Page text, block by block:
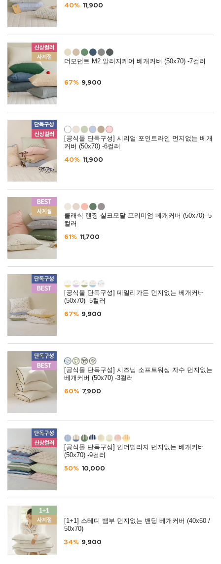
40% 11,900
더모먼트 M2 알러지케어 베개커버 (50x70) -7컬러
67% 9,900
[공식몰 단독구성] 시리얼 포인트라인 먼지없는 베개
커버 (50x70) -6컬러
40% 11,900
클래식 렌징 실크모달 프리미엄 베개커버 (50x70) -5
컬러
61% 11,700
[공식몰 단독구성] 데일리가든 먼지없는 베개커버
(50x70) -5컬러
67% 9,900
[공식몰 단독구성] 시즈닝 소프트워싱 자수 먼지없는
베개커버 (50x70) -3컬러
60% 7,900
[공식몰 단독구성] 인더빌리지 먼지없는 베개커버
(50x70) -9컬러
50% 10,000
[1+1] 스테디 뱀부 먼지없는 밴딩 베개커버 (40x60 /
50x70)
34% 9,900